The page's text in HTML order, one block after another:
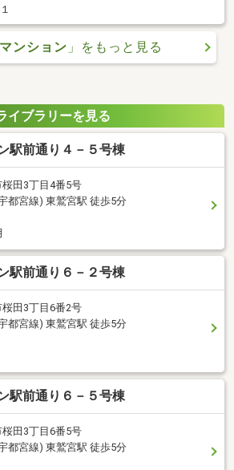
ンション 」をもっと見る
イブラリーを見る
駅前通り４－５号棟
田3丁目4番5号
都宮線) 東鷲宮駅 徒歩5分
駅前通り６－２号棟
田3丁目6番2号
都宮線) 東鷲宮駅 徒歩5分
駅前通り６－５号棟
田3丁目6番5号
都宮線) 東鷲宮駅 徒歩5分